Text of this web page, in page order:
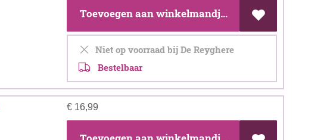
Toevoegen aan winkelmandje
Niet op voorraad bij De Reyghere
Bestelbaar
€16,99